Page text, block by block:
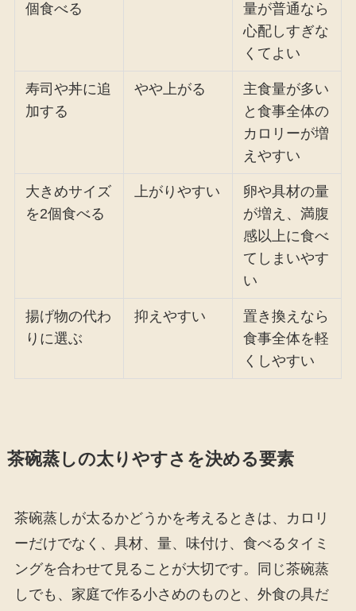
個食べる
量が普通なら
心配しすぎな
くてよい
寿司や丼に追
加する
やや上がる
主食量が多い
と食事全体の
カロリーが増
えやすい
大きめサイズ
を2個食べる
上がりやすい
卵や具材の量
が増え、満腹
感以上に食べ
てしまいやす
い
揚げ物の代わ
りに選ぶ
抑えやすい
置き換えなら
食事全体を軽
くしやすい
茶碗蒸しの太りやすさを決める要素
茶碗蒸しが太るかどうかを考えるときは、カロリ
ーだけでなく、具材、量、味付け、食べるタイミ
ングを合わせて見ることが大切です。同じ茶碗蒸
しでも、家庭で作る小さめのものと、外食の具だ